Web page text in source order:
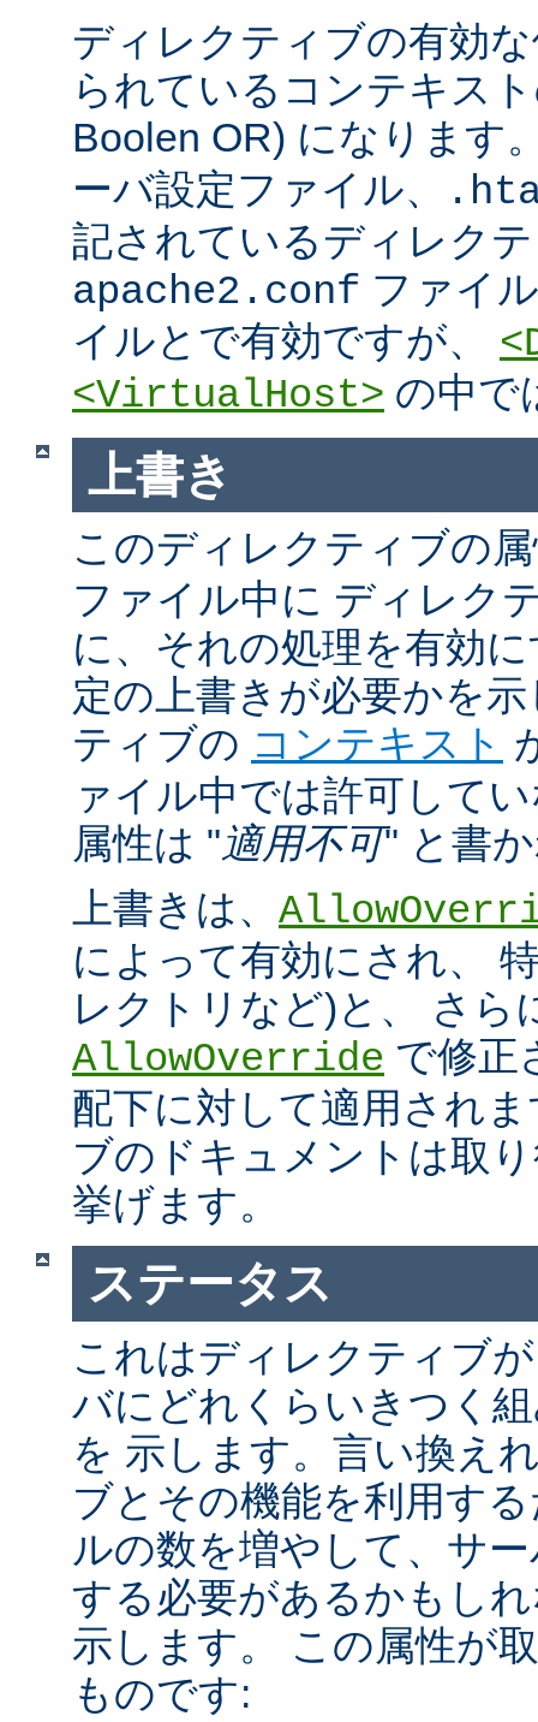
ディレクティブの有効
られているコンテキス
Boolen OR) になります
ーバ設定ファイル、
記されているディレク
apache2.conf ファイ
イルとで有効ですが、
<VirtualHost> の中で
上書き
このディレクティブの
ファイル中に ディレク
に、それの処理を有効
定の上書きが必要かを
ティブの コンテキスト
ァイル中では許可して
属性は "適用不可" と書
上書きは、
によって有効にされ、
レクトリなど)と、 さら
AllowOverride で修正
配下に対して適用され
ブのドキュメントは取
挙げます。
ステータス
これはディレクティブ
バにどれくらいきつく
を 示します。言い換え
ブとその機能を利用す
ルの数を増やして、サ
する必要があるかもし
示します。 この属性が
ものです: